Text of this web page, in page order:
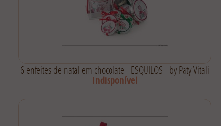
6 enfeites de natal em chocolate - ESQUILOS - by Paty Vitali
Indisponível